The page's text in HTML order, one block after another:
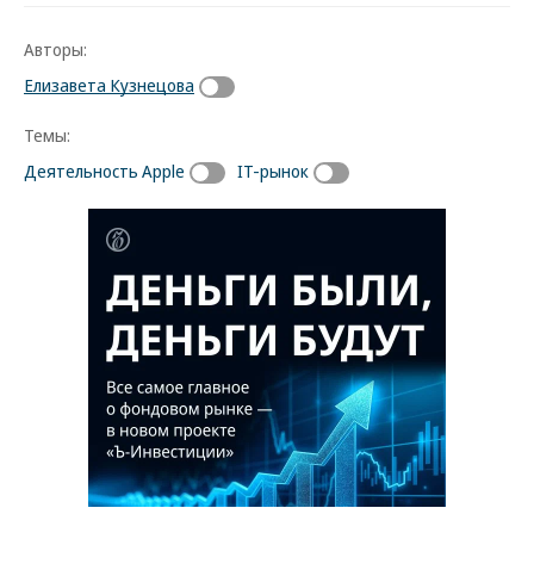
Авторы:
Елизавета Кузнецова
Темы:
Деятельность Apple
IT-рынок